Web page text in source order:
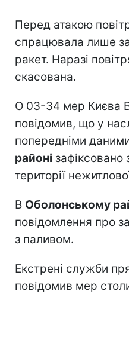
Перед атакою
спрацювала лише
ракет. Наразі
скасована.
О 03-34 мер Києва
повідомив, що у
попередніми
районі зафіксовано
території
В Оболонському
повідомлення про
з паливом.
Екстрені служби
повідомив мер